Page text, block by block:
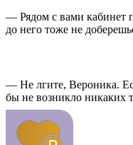
— Рядом с вами кабинет
до него тоже не
— Не лгите, Вероника.
бы не возникло никаких